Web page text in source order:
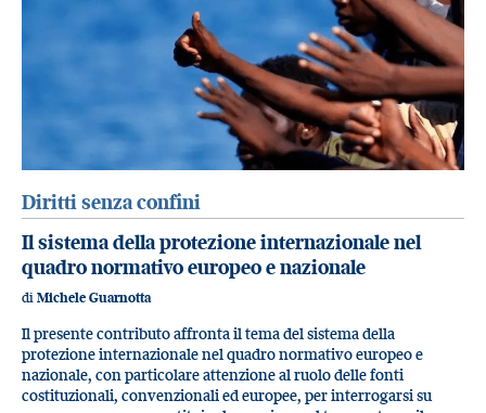
Diritti senza confini
Il sistema della protezione internazionale nel
quadro normativo europeo e nazionale
di Michele Guarnotta
Il presente contributo affronta il tema del sistema della
protezione internazionale nel quadro normativo europeo e
nazionale, con particolare attenzione al ruolo delle fonti
costituzionali, convenzionali ed europee, per interrogarsi su